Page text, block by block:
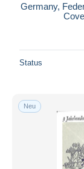
Germany,
Status
Neu